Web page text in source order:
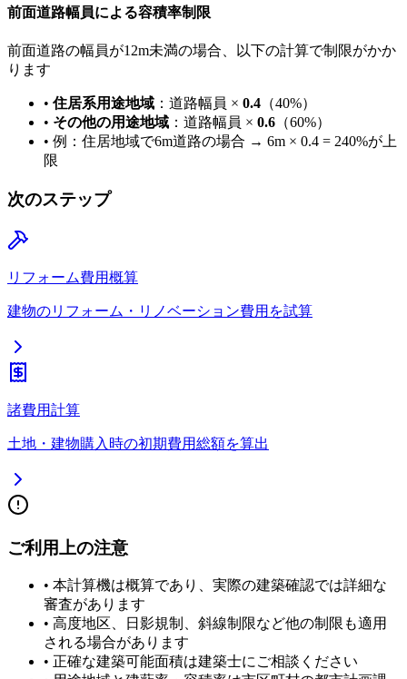
前面道路幅員による容積率制限
前面道路の幅員が12m未満の場合、以下の計算で制限がかか
ります
• 住居系用途地域 ：道路幅員 × 0.4 （40%）
• その他の用途地域 ：道路幅員 × 0.6 （60%）
• 例：住居地域で6m道路の場合 → 6m × 0.4 = 240%が上
限
次のステップ
リフォーム費用概算
建物のリフォーム・リノベーション費用を試算
諸費用計算
土地・建物購入時の初期費用総額を算出
ご利用上の注意
• 本計算機は概算であり、実際の建築確認では詳細な
審査があります
• 高度地区、日影規制、斜線制限など他の制限も適用
される場合があります
• 正確な建築可能面積は建築士にご相談ください